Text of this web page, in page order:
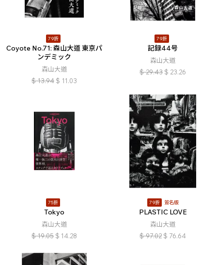
79折
Coyote No.71: 森山大道 東京パ
ンデミック
森山大道
$ 13.94 $ 11.03
79折
記録44号
森山大道
$ 29.43 $ 23.26
75折
Tokyo
森山大道
$ 19.05 $ 14.28
79折 簽名版
PLASTIC LOVE
森山大道
$ 97.02 $ 76.64